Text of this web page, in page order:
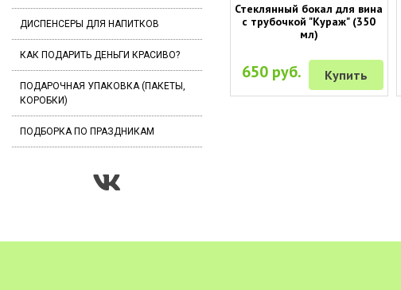
ДИСПЕНСЕРЫ ДЛЯ НАПИТКОВ
КАК ПОДАРИТЬ ДЕНЬГИ КРАСИВО?
ПОДАРОЧНАЯ УПАКОВКА (ПАКЕТЫ,
КОРОБКИ)
ПОДБОРКА ПО ПРАЗДНИКАМ
Стеклянный бокал для вина
с трубочкой "Кураж" (350
мл)
650 руб. Купить